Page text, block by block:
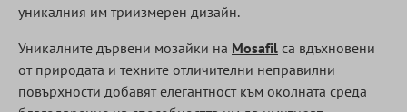
уникалния им триизмерен дизайн.
Уникалните дървени мозайки на Mosafil са вдъхновени
от природата и техните отличителни неправилни
повърхности добавят елегантност към околната среда